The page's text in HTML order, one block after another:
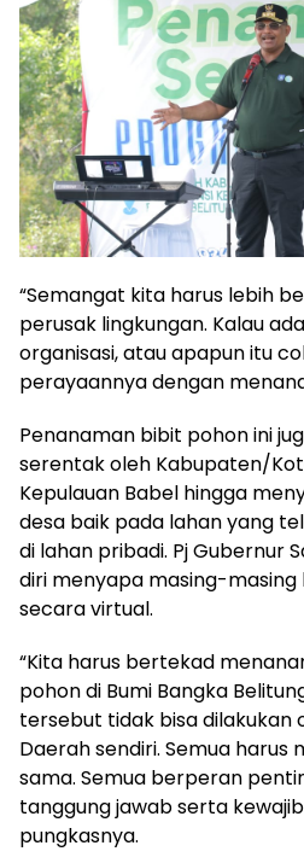
“Semangat kita harus lebih
perusak lingkungan. Kalau
organisasi, atau apapun itu
perayaannya dengan
Penanaman bibit pohon ini
serentak oleh Kabupaten/
Kepulauan Babel hingga
desa baik pada lahan yang
di lahan pribadi. Pj Gubernur
diri menyapa masing-
secara virtual.
“Kita harus bertekad
pohon di Bumi Bangka
tersebut tidak bisa dilakukan
Daerah sendiri. Semua harus
sama. Semua berperan
tanggung jawab serta
pungkasnya.